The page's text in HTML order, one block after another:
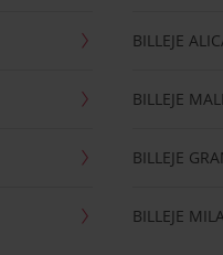
BILLEJE
BILLEJE
BILLEJE
BILLEJE